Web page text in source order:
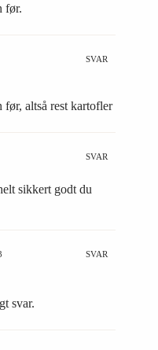
før.
SVAR
altså rest kartofler
SVAR
sikkert godt du
SVAR
svar.